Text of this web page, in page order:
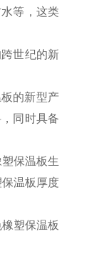
等，这类
世纪的新
的新型产
同时具备
保温板生
温板厚度
塑保温板